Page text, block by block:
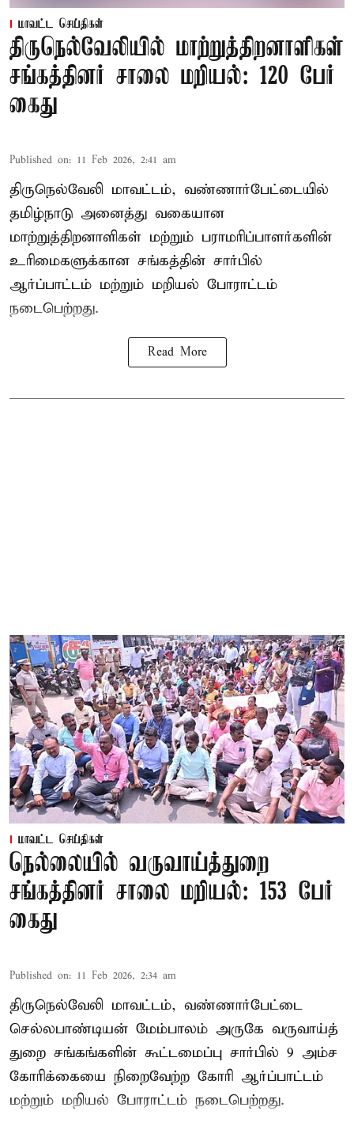
மாவட்ட செய்திகள்
திருநெல்வேலியில் மாற்றுத்திறனாளிகள்
சங்கத்தினர் சாலை மறியல்: 120 பேர்
கைது
Published on: 11 Feb 2026, 2:41 am
திருநெல்வேலி மாவட்டம், வண்ணார்பேட்டையில்
தமிழ்நாடு அனைத்து வகையான
மாற்றுத்திறனாளிகள் மற்றும் பராமரிப்பாளர்களின்
உரிமைகளுக்கான சங்கத்தின் சார்பில்
ஆர்ப்பாட்டம் மற்றும் மறியல் போராட்டம்
நடைபெற்றது.
Read More
மாவட்ட செய்திகள்
நெல்லையில் வருவாய்த்துறை
சங்கத்தினர் சாலை மறியல்: 153 பேர்
கைது
Published on: 11 Feb 2026, 2:34 am
திருநெல்வேலி மாவட்டம், வண்ணார்பேட்டை
செல்லபாண்டியன் மேம்பாலம் அருகே வருவாய்த்
துறை சங்கங்களின் கூட்டமைப்பு சார்பில் 9 அம்ச
கோரிக்கையை நிறைவேற்ற கோரி ஆர்ப்பாட்டம்
மற்றும் மறியல் போராட்டம் நடைபெற்றது.